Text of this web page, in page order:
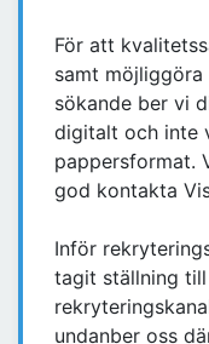
För att
samt
sökande ber vi
digitalt och inte
pappersformat.
god kontakta
Inför
tagit ställning
undanber oss